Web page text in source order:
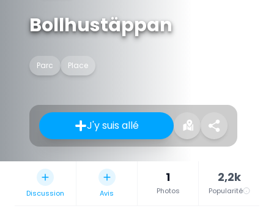
Bollhustäppan
Parc Place
J'y suis allé
Discussion Avis
1
Photos
2,2k
Popularité